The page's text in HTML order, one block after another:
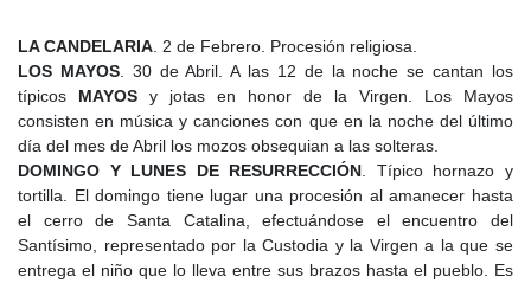
LA CANDELARIA . 2 de Febrero. Procesión religiosa.
LOS MAYOS. 30 de Abril. A las 12 de la noche se cantan los
típicos MAYOS y jotas en honor de la Virgen. Los Mayos
consisten en música y canciones con que en la noche del último
día del mes de Abril los mozos obsequian a las solteras.
DOMINGO Y LUNES DE RESURRECCIÓN . Típico hornazo y
tortilla. El domingo tiene lugar una procesión al amanecer hasta
el cerro de Santa Catalina, efectuándose el encuentro del
Santísimo, representado por la Custodia y la Virgen a la que se
entrega el niño que lo lleva entre sus brazos hasta el pueblo. Es